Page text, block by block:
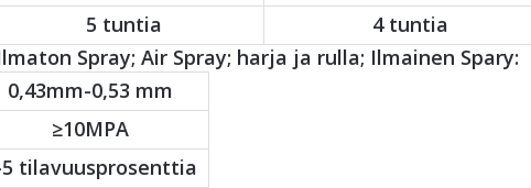
5 tuntia 4 tuntia
Spray; Air Spray; harja ja rulla; Ilmainen Spary:
0,43mm-0,53 mm
≥10MPA
tilavuusprosenttia